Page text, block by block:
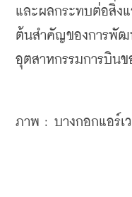
และผลกระทบต่อสิ่ง
ต้นสำคัญของการพัฒ
อุตสาหกรรมการบินข
ภาพ : บางกอกแอร์เ